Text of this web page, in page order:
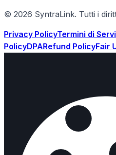
© 2026 SyntraLink. Tutti i
Privacy PolicyTermini di
PolicyDPARefund PolicyFair